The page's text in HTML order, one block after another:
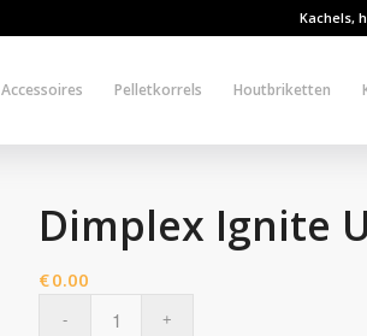
Kachels,
Accessoires Pelletkorrels Houtbriketten
Dimplex Ignite
€0.00